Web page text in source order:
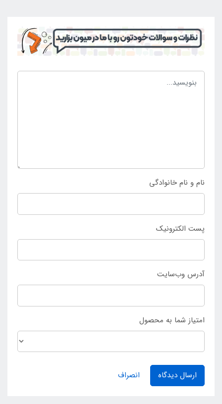
خود به همراه داشت. تشک بادی روی آب معرفی شده
دارای تکیه گاه بادی نیز می باشد که در واقع بر روی بدنه
بخشی بر آمده می باشد که شفاف و بی رنگ است و هم در
ظاهر محصول جذابیت ایجاد می کند و هم می تواند تکیه
گاهی برای استراحت افراد باشد. علاوه بر این موارد در
توانند از طریقفروشگاه اینتکس ایراناقدام نمایند.
نام و نام خانوادگی
پست الکترونیک
آدرس وب‌سایت
امتیاز شما به محصول
ارسال دیدگاه انصراف